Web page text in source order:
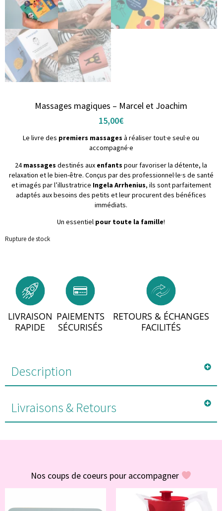
Massages magiques – Marcel et Joachim
15,00€
Le livre des premiers massages à réaliser tout·e seul·e ou
accompagné·e
24massages destinés aux enfants pour favoriser la détente, la
relaxation et le bien-être. Conçus par des professionnel·le·s de santé
et imagés par l’illustratrice Ingela Arrhenius, ils sont parfaitement
adaptés aux besoins des petits et leur procurent des bénéfices
immédiats.
Un essentiel pour toute la famille!
Rupture de stock
LIVRAISON
RAPIDE
PAIEMENTS
SÉCURISÉS
RETOURS & ÉCHANGES
FACILITÉS
Description
Livraisons & Retours
Nos coups de coeurs pour accompagner